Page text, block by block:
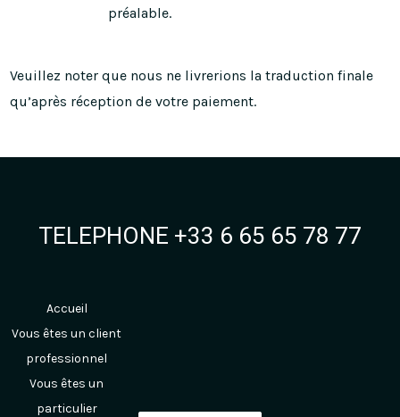
préalable.
Veuillez noter que nous ne livrerions la traduction finale
qu’après réception de votre paiement.
TELEPHONE +33 6 65 65 78 77
Accueil
Vous êtes un client
professionnel
Vous êtes un
particulier